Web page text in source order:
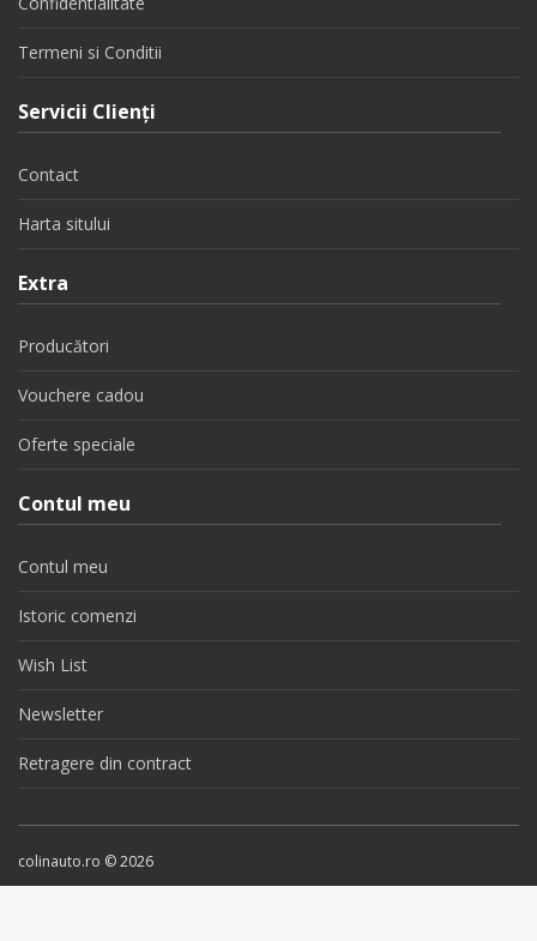
Termeni si Conditii
Servicii Clienţi
Contact
Harta sitului
Extra
Producători
Vouchere cadou
Oferte speciale
Contul meu
Contul meu
Istoric comenzi
Wish List
Newsletter
Retragere din contract
colinauto.ro © 2026